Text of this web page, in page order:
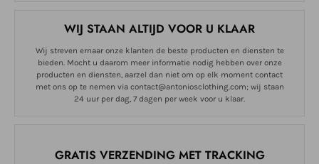
WIJ STAAN ALTIJD VOOR U KLAAR
Wij streven ernaar onze klanten de beste producten en diensten te
bieden. Mocht u daarom meer informatie nodig hebben over onze
producten en diensten, aarzel dan niet om op elk moment contact
met ons op te nemen via contact@antoniosclothing.com; wij staan
24 uur per dag, 7 dagen per week voor u klaar.
GRATIS VERZENDING MET TRACKING